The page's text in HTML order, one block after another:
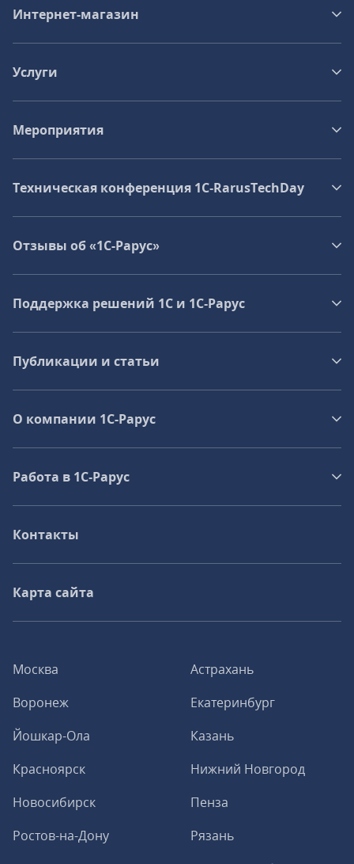
Москва
Астрахань
Воронеж
Екатеринбург
Йошкар-Ола
Казань
Красноярск
Нижний Новгород
Новосибирск
Пенза
Ростов-на-Дону
Рязань
Интернет-магазин
Услуги
Мероприятия
Техническая конференция 1C‑RarusTechDay
Отзывы об «1С-Рарус»
Поддержка решений 1С и 1С‑Рарус
Публикации и статьи
О компании 1C-Рарус
Работа в 1С‑Рарус
Контакты
Карта сайта